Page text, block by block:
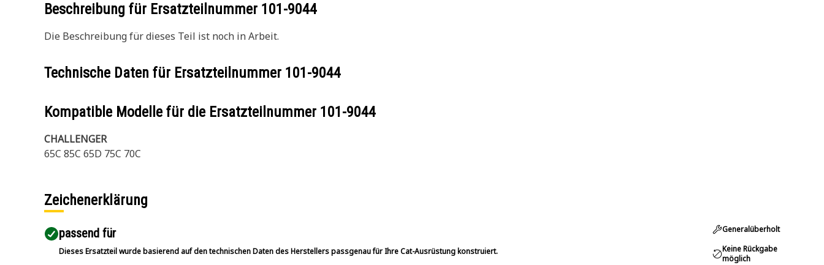
Beschreibung für Ersatzteilnummer 101-9044
Die Beschreibung für dieses Teil ist noch in Arbeit.
Technische Daten für Ersatzteilnummer 101-9044
Kompatible Modelle für die Ersatzteilnummer 101-9044
CHALLENGER
65C 85C 65D 75C 70C
Zeichenerklärung
passend für​
Dieses Ersatzteil wurde basierend auf den technischen Daten des Herstellers passgenau für Ihre Cat-Ausrüstung konstruiert.
Generalüberholt
Keine Rückgabe
möglich